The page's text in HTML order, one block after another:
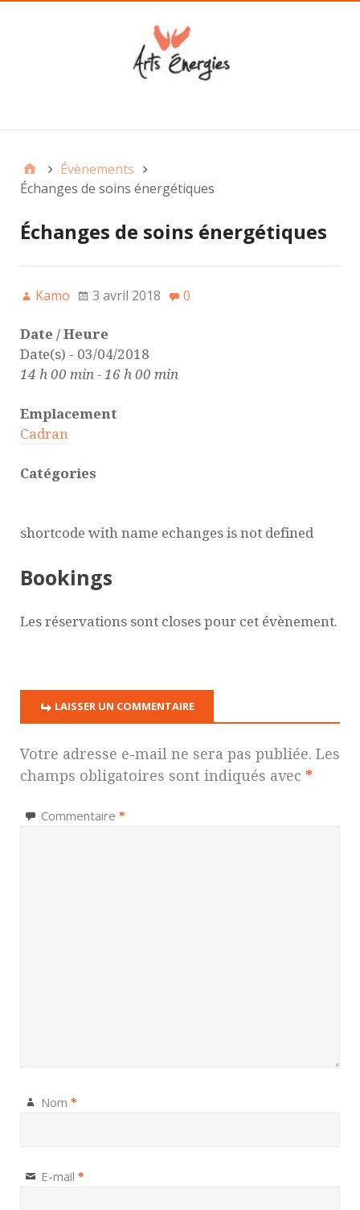
Évènements
Échanges de soins énergétiques
Échanges de soins énergétiques
Kamo 3 avril 2018 0
Date / Heure
Date(s) - 03/04/2018
14 h 00 min - 16 h 00 min
Emplacement
Cadran
Catégories
shortcode with name echanges is not defined
Bookings
Les réservations sont closes pour cet évènement.
LAISSER UN COMMENTAIRE
Votre adresse e-mail ne sera pas publiée. Les
champs obligatoires sont indiqués avec *
Commentaire *
Nom *
E-mail *